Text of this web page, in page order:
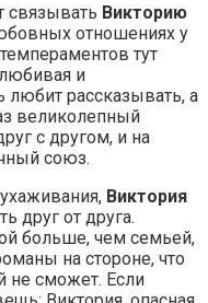
связывать Викторию
отношениях у
тут
и
любит рассказывать, а
великолепный
с другом, и на
союз.
Виктория
друг от друга.
больше, чем семьей,
на стороне, что
не сможет. Если